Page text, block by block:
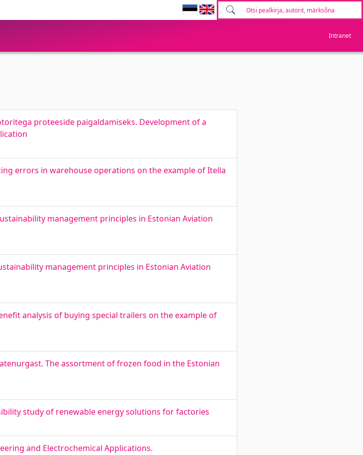
Intranet
proteeside paigaldamiseks. Development of a
errors in warehouse operations on the example of Itella
management principles in Estonian Aviation
management principles in Estonian Aviation
analysis of buying special trailers on the example of
The assortment of frozen food in the Estonian
study of renewable energy solutions for factories
and Electrochemical Applications.